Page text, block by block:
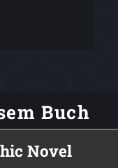
Buch
Novel